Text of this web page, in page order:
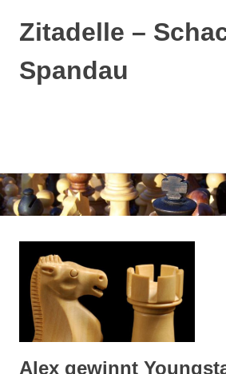
Zum
Inhalt
springen
Zitadelle –
Spandau
Alex gewinnt